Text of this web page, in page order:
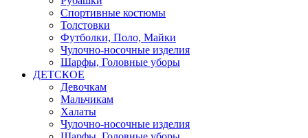
Спортивные костюмы
Толстовки
Футболки, Поло, Майки
Чулочно-носочные изделия
Шарфы, Головные уборы
ДЕТСКОЕ
Девочкам
Мальчикам
Халаты
Чулочно-носочные изделия